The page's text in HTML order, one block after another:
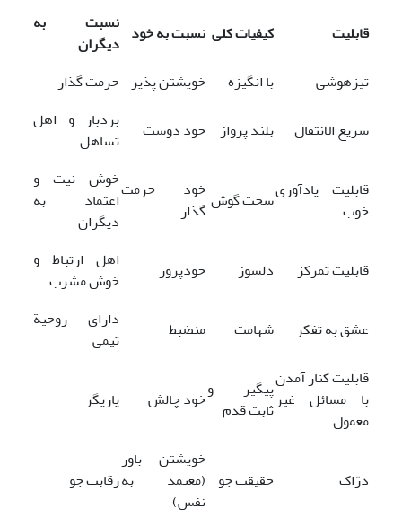
قابلیت
کیفیات کلی نسبت به خود نسبت به
دیگران
تیزهوشی
با انگیزه خویشتن پذیر حرمت گذار
سریع الانتقال
بلند پرواز خود دوست
بردبار و اهل
تساهل
قابلیت یادآوری
خوب
سخت گوش خود حرمت
گذار
خوش نیت و
اعتماد به
دیگران
قابلیت تمرکز
دلسوز خودپرور
اهل ارتباط و
خوش مشرب
عشق به تفکر
شهامت منضبط
دارای روحیة
تیمی
قابلیت کنار آمدن
با مسائل غیر
معمول
پیگیر و
ثابت قدم
خود چالش یاریگر
درّاک حقیقت جو
خویشتن باور
(معتمد به
نفس)
رقابت جو